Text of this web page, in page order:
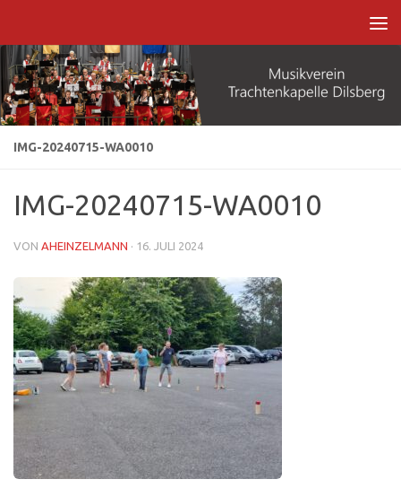
IMG-20240715-WA0010
IMG-20240715-WA0010
VON AHEINZELMANN · 16. JULI 2024